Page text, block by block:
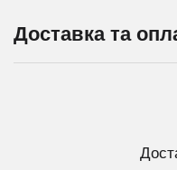
Доставка та